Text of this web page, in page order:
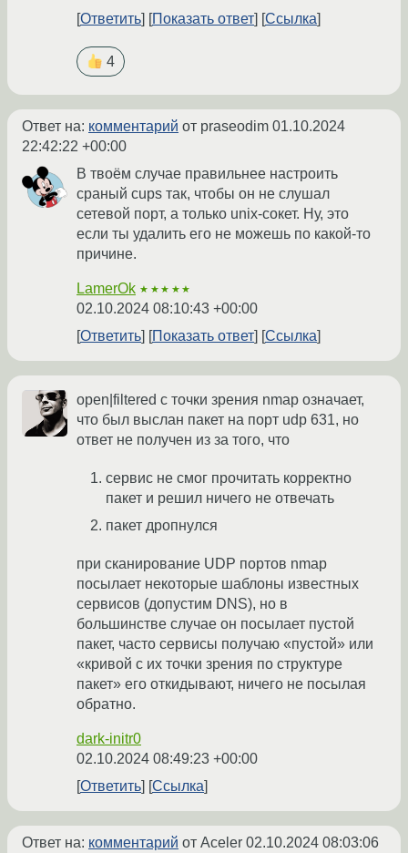
Ответить
Показать ответ Ссылка
4
Ответ на: комментарий от praseodim 01.10.2024
22:42:22 +00:00
В твоём случае правильнее настроить
сраный cups так, чтобы он не слушал
сетевой порт, а только unix-сокет. Ну, это
если ты удалить его не можешь по какой-то
причине.
LamerOk ★★★★★
02.10.2024 08:10:43 +00:00
Ответить
Показать ответ Ссылка
open|filtered с точки зрения nmap означает,
что был выслан пакет на порт udp 631, но
ответ не получен из за того, что
сервис не смог прочитать корректно
пакет и решил ничего не отвечать
пакет дропнулся
при сканирование UDP портов nmap
посылает некоторые шаблоны известных
сервисов (допустим DNS), но в
большинстве случае он посылает пустой
пакет, часто сервисы получаю «пустой» или
«кривой с их точки зрения по структуре
пакет» его откидывают, ничего не посылая
обратно.
dark-initr0
02.10.2024 08:49:23 +00:00
Ответить
Ссылка
Ответ на: комментарий от Aceler 02.10.2024 08:03:06